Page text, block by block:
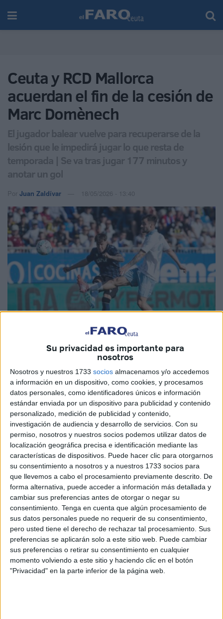
Su privacidad es importante para
nosotros
Nosotros y nuestros 1733 socios almacenamos y/o accedemos
a información en un dispositivo, como cookies, y procesamos
datos personales, como identificadores únicos e información
estándar enviada por un dispositivo para publicidad y contenido
personalizado, medición de publicidad y contenido,
investigación de audiencia y desarrollo de servicios. Con su
permiso, nosotros y nuestros socios podemos utilizar datos de
localización geográfica precisa e identificación mediante las
características de dispositivos. Puede hacer clic para otorgarnos
su consentimiento a nosotros y a nuestros 1733 socios para
que llevemos a cabo el procesamiento previamente descrito. De
forma alternativa, puede acceder a información más detallada y
cambiar sus preferencias antes de otorgar o negar su
consentimiento. Tenga en cuenta que algún procesamiento de
sus datos personales puede no requerir de su consentimiento,
pero usted tiene el derecho de rechazar tal procesamiento. Sus
preferencias se aplicarán solo a este sitio web. Puede cambiar
sus preferencias o retirar su consentimiento en cualquier
momento volviendo a este sitio y haciendo clic en el botón
"Privacidad" en la parte inferior de la página web.
Ceuta y RCD Mallorca
acuerdan el fin de la cesión de
Marc Domènech
El jugador balear vuelve para recuperarse de la
lesión que le impedirá jugar lo que resta de
temporada | Se va tras jugar 177 minutos y
anotar un gol
Por Juan Zaldívar 18/05/2026 - 13:40
LaAgrupación Deportiva Ceutay elReal Club
Deportivo Mallorcahan puestofin a la cesión del joven
delantero balear,Marc Domènech, en el conjunto caballa.
Así, se pone fin a un corto periplo del jugador de 19 años
tras cinco meses comojugador del equipo de Segunda
División. Información proporcionada por la AgenciaEFE
Ambos conjuntos han acordado poner fin a la cesión de
Marc Domènech(19 años) después de que el delantero
balear haya optado por regresar a casa tras sufrir una
rotura muscular que le impedirá jugar más esta temporada.
Un periplo breve y frustrante para
Marc Domènech